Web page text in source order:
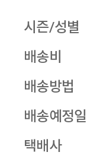
시즌/성별
배송비
배송방법
배송예정일
택배사